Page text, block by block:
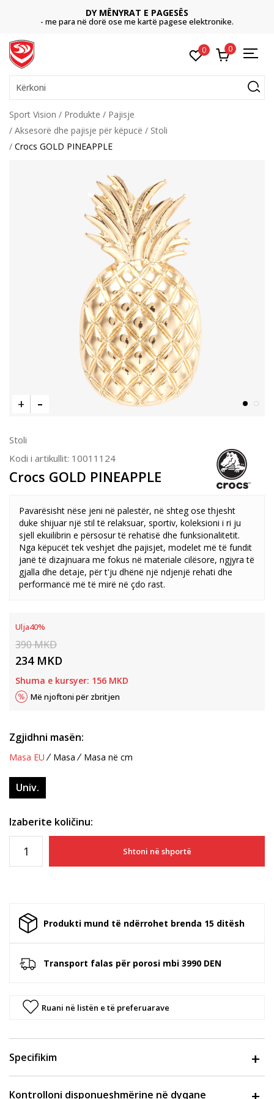
DY MËNYRAT E PAGESËS
- me para në dorë ose me kartë pagese elektronike.
0 0
Kërkoni
Sport Vision Produkte
Pajisje
Aksesorë dhe pajisje për këpucë
Stoli
Crocs GOLD PINEAPPLE
Stoli
Kodi i artikullit: 10011124
Crocs GOLD PINEAPPLE
Pavarësisht nëse jeni në palestër, në shteg ose thjesht
duke shijuar një stil të relaksuar, sportiv, koleksioni i ri ju
sjell ekuilibrin e përsosur të rehatisë dhe funksionalitetit.
Nga këpucët tek veshjet dhe pajisjet, modelet më të fundit
janë të dizajnuara me fokus në materiale cilësore, ngjyra të
gjalla dhe detaje, për t'ju dhënë një ndjenjë rehati dhe
performancë më të mirë në çdo rast.
Ulja40%
390MKD
234 MKD
Shuma e kursyer: 156 MKD
Më njoftoni për zbritjen
Zgjidhni masën:
Masa EU Masa Masa në cm
Univ.
Izaberite količinu:
Shtoni në shportë
Produkti mund të ndërrohet brenda 15 ditësh
Transport falas për porosi mbi 3990 DEN
Ruani në listën e të preferuarave
Specifikim
Kontrolloni disponueshmërine në dyqane